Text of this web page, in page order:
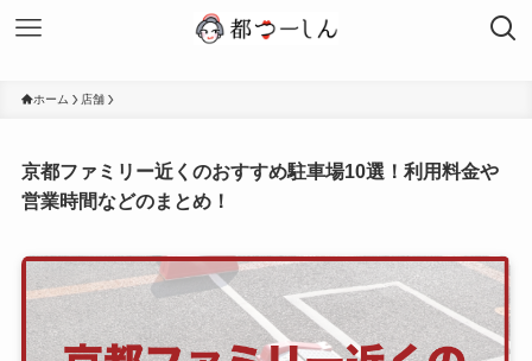
ホーム 店舗
京都ファミリー近くのおすすめ駐車場10選！利用料金や
営業時間などのまとめ！